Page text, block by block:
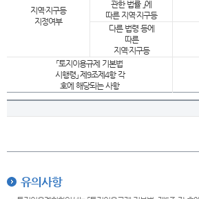
지역·지구등
지정여부
관한 법률 」에
따른 지역·지구등
다른 법령 등에
따른
지역·지구등
「토지이용규제 기본법
시행령」 제9조제4항 각
호에 해당되는 사항
유의사항